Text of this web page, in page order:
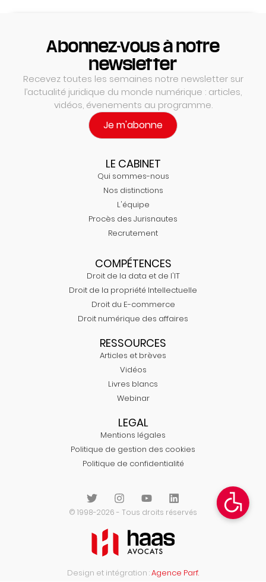
Abonnez-vous à notre
newsletter
Recevez toutes les semaines notre newsletter sur
l’actualité juridique du monde numérique : articles,
vidéos, évenements au programme.
Je m'abonne
LE CABINET
Qui sommes-nous
Nos distinctions
L'équipe
Procès des Jurisnautes
Recrutement
COMPÉTENCES
Droit de la data et de l'IT
Droit de la propriété Intellectuelle
Droit du E-commerce
Droit numérique des affaires
RESSOURCES
Articles et brèves
Vidéos
Livres blancs
Webinar
LEGAL
Mentions légales
Politique de gestion des cookies
Politique de confidentialité
© 1998-2026 - Tous droits réservés
Design et intégration :Agence Parf.